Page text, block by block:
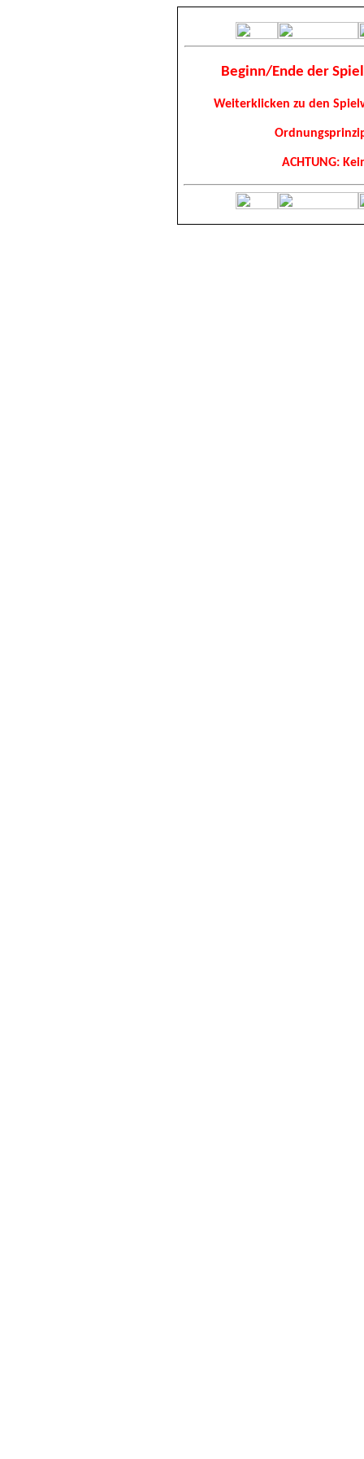
Beginn/Ende der
Weiterklicken zu den
ACHTUNG: